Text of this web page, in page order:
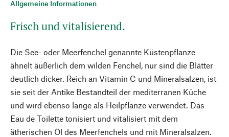
Allgemeine Informationen
Frisch und vitalisierend.
Die See- oder Meerfenchel genannte Küstenpflanze
ähnelt äußerlich dem wilden Fenchel, nur sind die Blätter
deutlich dicker. Reich an Vitamin C und Mineralsalzen, ist
sie seit der Antike Bestandteil der mediterranen Küche
und wird ebenso lange als Heilpflanze verwendet. Das
Eau de Toilette tonisiert und vitalisiert mit dem
ätherischen Öl des Meerfenchels und mit Mineralsalzen.